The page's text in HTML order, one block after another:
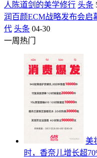
人陈道剑的美学修行 头条
润百颜ECM战略发布会启
代 头条 04-30
一周热门
美
时，香奈儿增长超